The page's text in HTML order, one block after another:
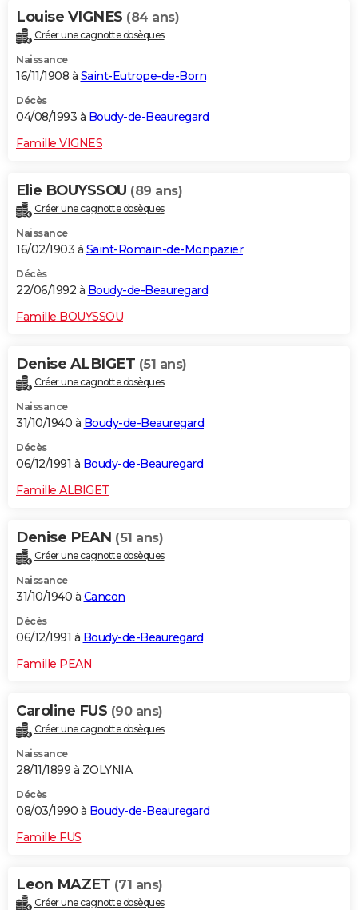
Louise VIGNES (84 ans)
Créer une cagnotte obsèques
Naissance
16/11/1908 à Saint-Eutrope-de-Born
Décès
04/08/1993 à Boudy-de-Beauregard
Famille VIGNES
Elie BOUYSSOU (89 ans)
Créer une cagnotte obsèques
Naissance
16/02/1903 à Saint-Romain-de-Monpazier
Décès
22/06/1992 à Boudy-de-Beauregard
Famille BOUYSSOU
Denise ALBIGET (51 ans)
Créer une cagnotte obsèques
Naissance
31/10/1940 à Boudy-de-Beauregard
Décès
06/12/1991 à Boudy-de-Beauregard
Famille ALBIGET
Denise PEAN (51 ans)
Créer une cagnotte obsèques
Naissance
31/10/1940 à Cancon
Décès
06/12/1991 à Boudy-de-Beauregard
Famille PEAN
Caroline FUS (90 ans)
Créer une cagnotte obsèques
Naissance
28/11/1899 à ZOLYNIA
Décès
08/03/1990 à Boudy-de-Beauregard
Famille FUS
Leon MAZET (71 ans)
Créer une cagnotte obsèques